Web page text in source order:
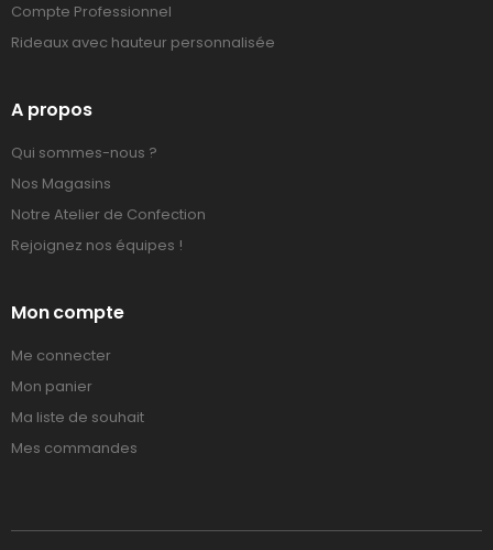
Compte Professionnel
Rideaux avec hauteur personnalisée
A propos
Qui sommes-nous ?
Nos Magasins
Notre Atelier de Confection
Rejoignez nos équipes !
Mon compte
Me connecter
Mon panier
Ma liste de souhait
Mes commandes